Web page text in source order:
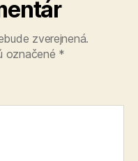
zverejnená.
označené *